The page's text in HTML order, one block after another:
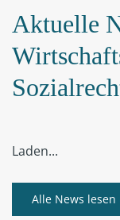
Aktuelle
Laden...
Alle News lesen